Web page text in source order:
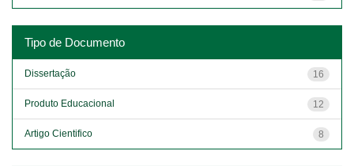
Tipo de Documento
16
Dissertação
12
Produto Educacional
8
Artigo Cientifico